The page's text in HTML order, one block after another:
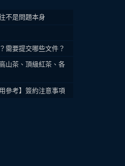
不是問題本身
需要提交哪些文件？
山茶、頂級紅茶、各
參考】簽約注意事項